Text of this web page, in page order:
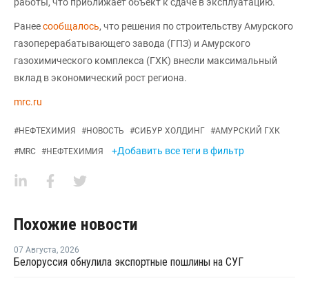
Ранеесообщалось, что решения по строительству Амурского
газоперерабатывающего завода (ГПЗ) и Амурского
газохимического комплекса (ГХК) внесли максимальный
вклад в экономический рост региона.
mrc.ru
#НЕФТЕХИМИЯ #НОВОСТЬ #СИБУР ХОЛДИНГ #АМУРСКИЙ ГХК
#MRC #НЕФТЕХИМИЯ +Добавить все теги в фильтр
Похожие новости
07 Августа, 2026
Белоруссия обнулила экспортные пошлины на СУГ